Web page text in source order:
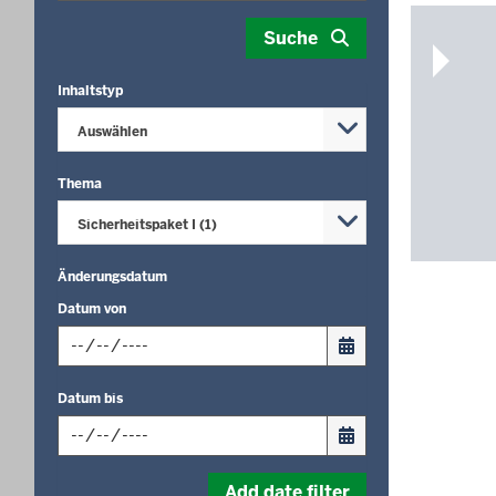
Suche
Inhaltstyp
Auswählen
Thema
Sicherheitspaket I (1)
Änderungsdatum
Datum von
date
format:
Datum bis
Your
yielded